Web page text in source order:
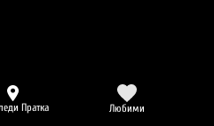
Пратка Любими